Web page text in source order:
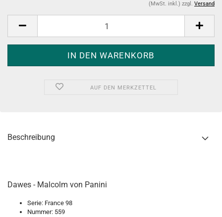
(MwSt. inkl.) zzgl. Versand
AUF DEN MERKZETTEL
Beschreibung
Dawes - Malcolm von Panini
Serie: France 98
Nummer: 559